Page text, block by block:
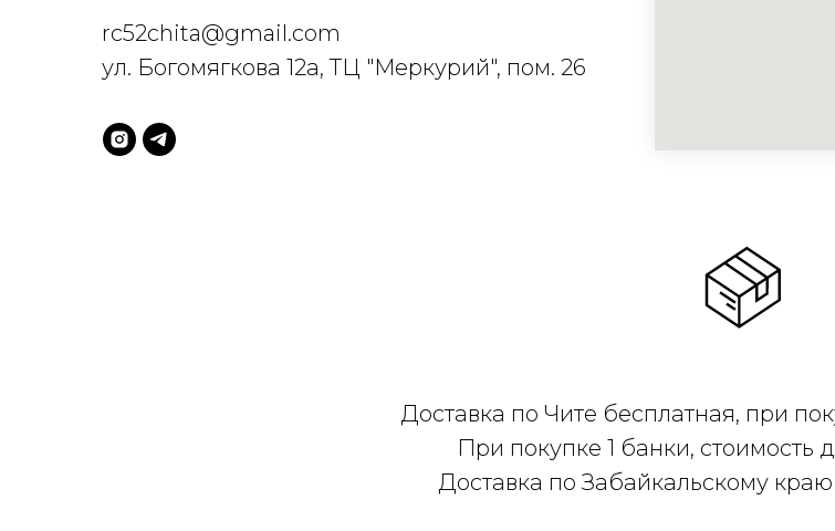
rc52chita@gmail.com
ул. Богомягкова 12а, ТЦ "Меркурий", пом. 26
Доставка по Чите бесплатная, при
При покупке 1 банки, стоимость
Доставка по Забайкальскому